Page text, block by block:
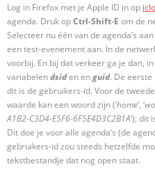
Log in Firefox met je Apple ID in op
agenda. Druk opCtrl-Shift-E om de
Selecteer nu één van de agenda’s
een test-evenement aan. In de
voorbij. En bij dat verkeer ga je dan, in
variabelendsiden enguid. De eerste
dit is de gebruikers-id. Voor de
waarde kan een woord zijn (‘home‘, ‘
A1B2-C3D4-E5F6-6F5E4D3C2B1A‘); dit
Dit doe je voor alle agenda’s (de
gebruikers-id zou steeds hetzelfde
tekstbestandje dat nog open staat.